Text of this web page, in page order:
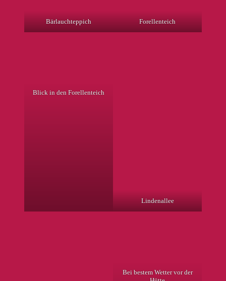
Bärlauchteppich Forellenteich
Blick in den Forellenteich
Lindenallee
Bei bestem Wetter vor der